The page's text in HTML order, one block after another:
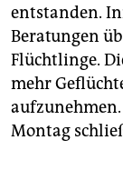
entstanden.
Beratungen
Flüchtlinge.
mehr
aufzunehmen.
Montag